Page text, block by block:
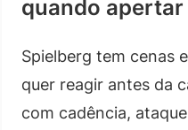
quando apertar
Spielberg tem cenas
quer reagir antes da
com cadência,